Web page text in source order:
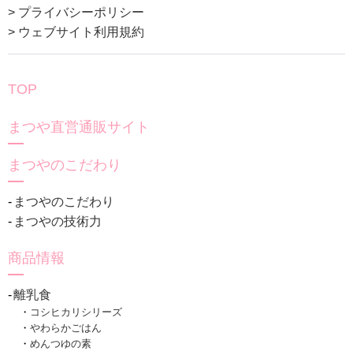
> プライバシーポリシー
> ウェブサイト利用規約
TOP
まつや直営通販サイト
まつやのこだわり
まつやのこだわり
まつやの技術力
商品情報
離乳食
コシヒカリシリーズ
やわらかごはん
めんつゆの素